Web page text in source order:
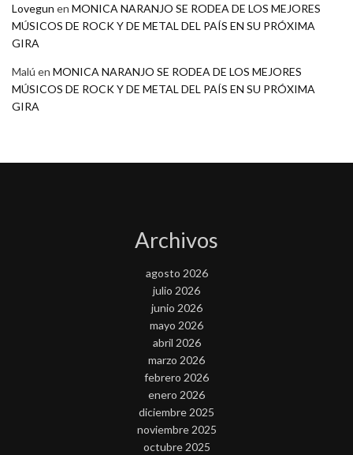
Lovegun en MONICA NARANJO SE RODEA DE LOS MEJORES
MÚSICOS DE ROCK Y DE METAL DEL PAÍS EN SU PRÓXIMA
GIRA
Malú en MONICA NARANJO SE RODEA DE LOS MEJORES
MÚSICOS DE ROCK Y DE METAL DEL PAÍS EN SU PRÓXIMA
GIRA
Archivos
agosto 2026
julio 2026
junio 2026
mayo 2026
abril 2026
marzo 2026
febrero 2026
enero 2026
diciembre 2025
noviembre 2025
octubre 2025